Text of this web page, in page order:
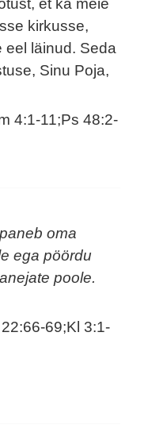
et ka meie
kirkusse,
eel läinud. Seda
Sinu Poja,
4:1-11;Ps 48:2-
oma
ega pöördu
poole.
69;Kl 3:1-